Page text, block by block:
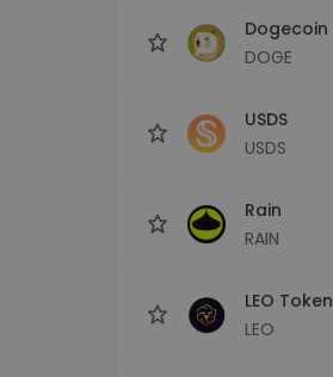
Dogecoin
DOGE
USDS
USDS
Rain
RAIN
LEO Token
LEO